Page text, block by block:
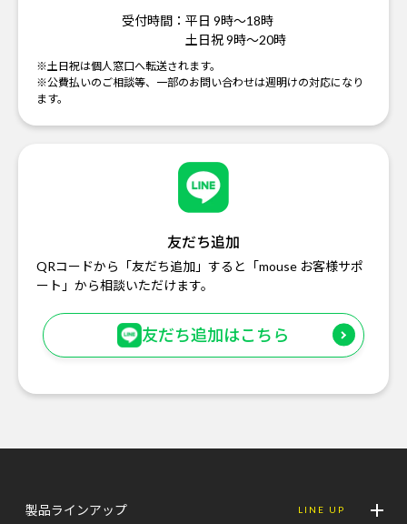
受付時間： 平日 9時～18時
土日祝 9時～20時
※土日祝は個人窓口へ転送されます。
※公費払いのご相談等、一部のお問い合わせは週明けの対応になり
ます。
友だち追加
QRコードから「友だち追加」すると「mouse お客様サポ
ート」から相談いただけます。
友だち追加はこちら
製品ラインアップ LINE UP